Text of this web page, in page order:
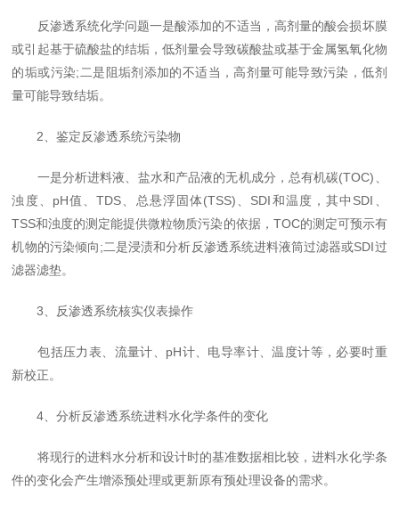
反渗透系统化学问题一是酸添加的不适当，高剂量的酸会损坏膜
或引起基于硫酸盐的结垢，低剂量会导致碳酸盐或基于金属氢氧化物
的垢或污染;二是阻垢剂添加的不适当，高剂量可能导致污染，低剂
量可能导致结垢。
2、鉴定反渗透系统污染物
一是分析进料液、盐水和产品液的无机成分，总有机碳(TOC)、
浊度、pH值、TDS、总悬浮固体(TSS)、SDI和温度，其中SDI、
TSS和浊度的测定能提供微粒物质污染的依据，TOC的测定可预示有
机物的污染倾向;二是浸渍和分析反渗透系统进料液筒过滤器或SDI过
滤器滤垫。
3、反渗透系统核实仪表操作
包括压力表、流量计、pH计、电导率计、温度计等，必要时重
新校正。
4、分析反渗透系统进料水化学条件的变化
将现行的进料水分析和设计时的基准数据相比较，进料水化学条
件的变化会产生增添预处理或更新原有预处理设备的需求。